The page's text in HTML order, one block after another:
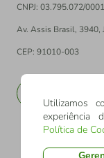
CNPJ: 03.795.072/
Av. Assis Brasil, 3940,
CEP: 91010-003
Utilizamos
experiência
Política de